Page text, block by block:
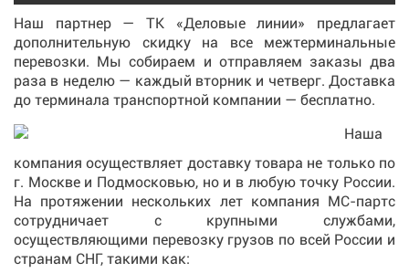
Наш партнер — ТК «Деловые линии» предлагает
дополнительную скидку на все межтерминальные
перевозки. Мы собираем и отправляем заказы два
раза в неделю — каждый вторник и четверг. Доставка
до терминала транспортной компании — бесплатно.
Наша
компания осуществляет доставку товара не только по
г. Москве и Подмосковью, но и в любую точку России.
На протяжении нескольких лет компания МС-партс
сотрудничает с крупными службами,
осуществляющими перевозку грузов по всей России и
странам СНГ, такими как: